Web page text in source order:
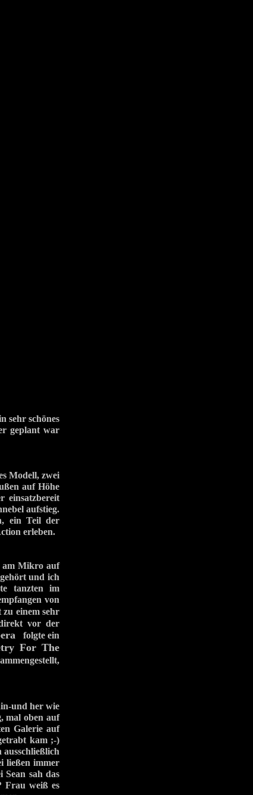
sehr schönes
geplant war
Modell, zwei
auf Höhe
einsatzbereit
aufstieg.
ein Teil der
erleben.
Mikro auf
und ich
tanzten im
von
einem sehr
vor der
folgte ein
For The
und her wie
mal oben auf
Galerie auf
kam ;-)
ließen immer
sah das
Frau weiß es